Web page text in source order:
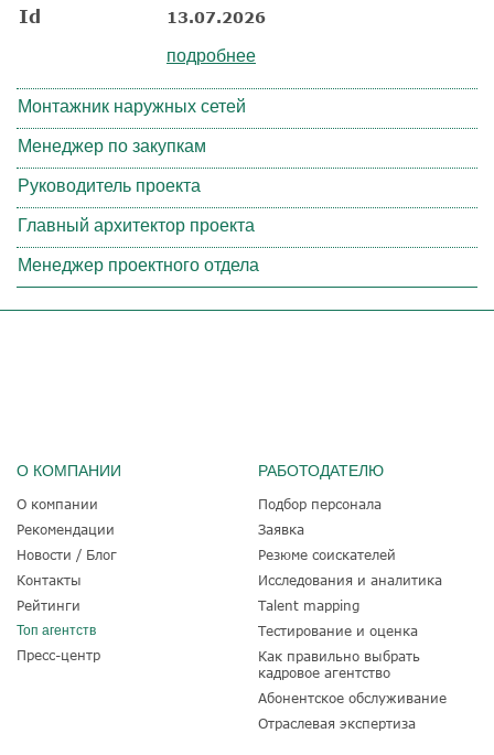
Id 13.07.2026
подробнее
Монтажник наружных сетей
Менеджер по закупкам
Руководитель проекта
Главный архитектор проекта
Менеджер проектного отдела
О КОМПАНИИ
О компании
Рекомендации
Новости / Блог
Контакты
Рейтинги
Топ агентств
Пресс-центр
РАБОТОДАТЕЛЮ
Подбор персонала
Заявка
Резюме соискателей
Исследования и аналитика
Talent mapping
Тестирование и оценка
Как правильно выбрать
кадровое агентство
Абонентское обслуживание
Отраслевая экспертиза